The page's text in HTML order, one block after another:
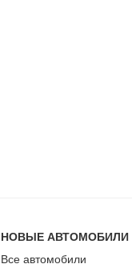
НОВЫЕ АВТОМОБИЛИ
Все автомобили